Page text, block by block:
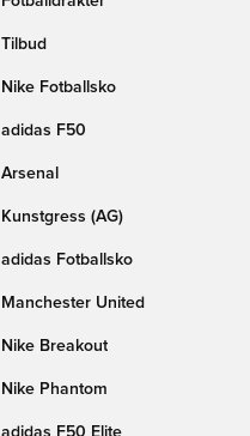
Tilbud
Nike Fotballsko
adidas F50
Arsenal
Kunstgress (AG)
adidas Fotballsko
Manchester United
Nike Breakout
Nike Phantom
adidas F50 Elite